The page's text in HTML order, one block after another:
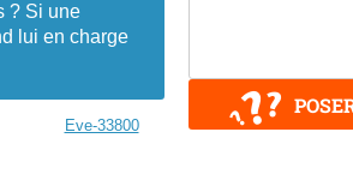
? Si une
lui en charge
Eve-33800